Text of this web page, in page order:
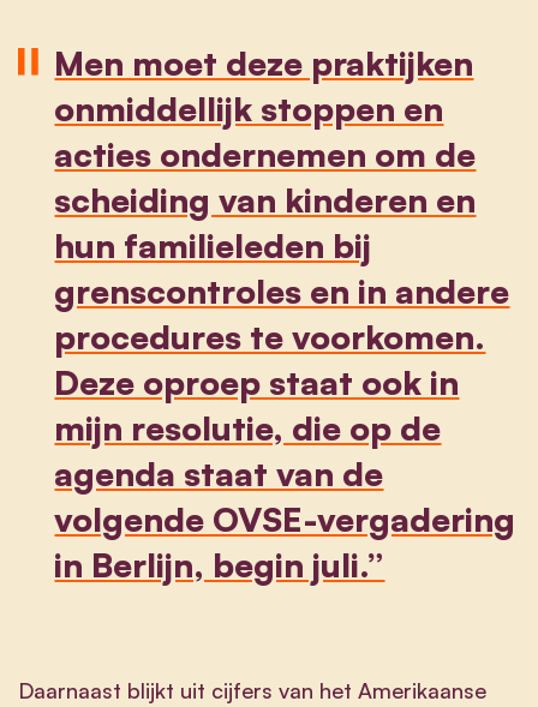
Men moet deze praktijken
onmiddellijk stoppen en
acties ondernemen om de
scheiding van kinderen en
hun familieleden bij
grenscontroles en in andere
procedures te voorkomen.
Deze oproep staat ook in
mijn resolutie, die op de
agenda staat van de
volgende OVSE-vergadering
in Berlijn, begin juli.”
Daarnaast blijkt uit cijfers van het Amerikaanse